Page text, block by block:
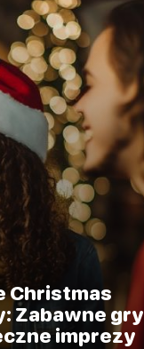
Christmas
Zabawne gry
imprezy